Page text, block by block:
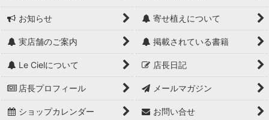
お知らせ 寄せ植えについて
実店舗のご案内 掲載されている書籍
Le Cielについて 店長日記
店長プロフィール メールマガジン
ショップカレンダー お問い合せ